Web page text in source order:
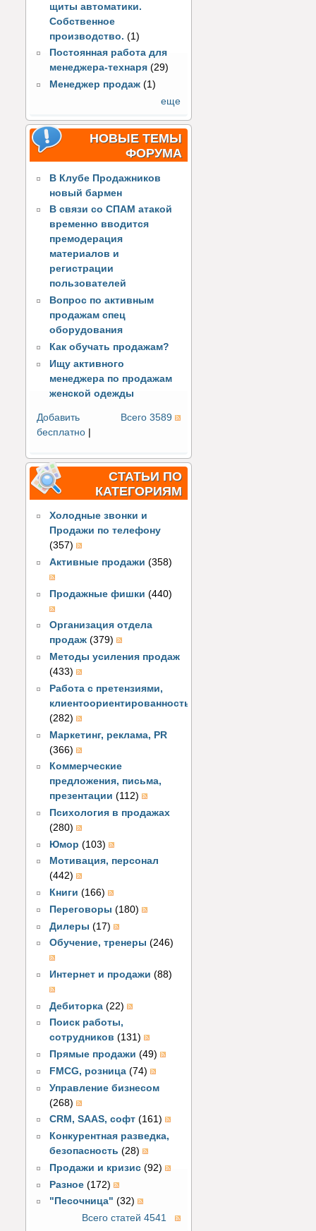
щиты автоматики.
Собственное
производство. (1)
Постоянная работа для
менеджера-технаря (29)
Менеджер продаж (1)
еще
НОВЫЕ ТЕМЫ
ФОРУМА
В Клубе Продажников
новый бармен
В связи со СПАМ атакой
временно вводится
премодерация
материалов и
регистрации
пользователей
Вопрос по активным
продажам спец
оборудования
Как обучать продажам?
Ищу активного
менеджера по продажам
женской одежды
Всего 3589
Добавить
бесплатно |
СТАТЬИ ПО
КАТЕГОРИЯМ
Холодные звонки и
Продажи по телефону
(357)
Активные продажи (358)
Продажные фишки (440)
Организация отдела
продаж (379)
Методы усиления продаж
(433)
Работа с претензиями,
клиентоориентированность
(282)
Маркетинг, реклама, PR
(366)
Коммерческие
предложения, письма,
презентации (112)
Психология в продажах
(280)
Юмор (103)
Мотивация, персонал
(442)
Книги (166)
Переговоры (180)
Дилеры (17)
Обучение, тренеры (246)
Интернет и продажи (88)
Дебиторка (22)
Поиск работы,
сотрудников (131)
Прямые продажи (49)
FMCG, розница (74)
Управление бизнесом
(268)
CRM, SAAS, софт (161)
Конкурентная разведка,
безопасность (28)
Продажи и кризис (92)
Разное (172)
"Песочница" (32)
Всего статей 4541